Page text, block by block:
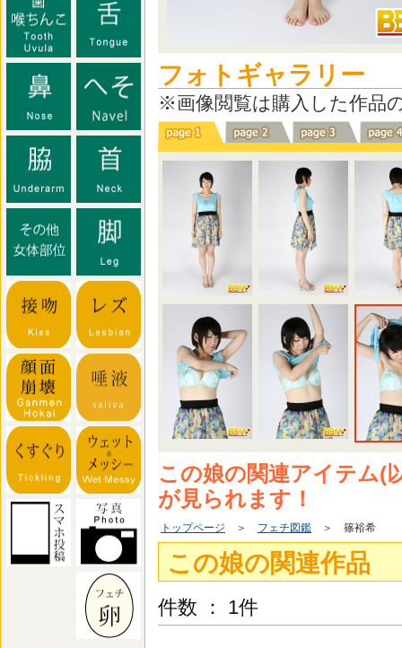
フォトギャラリー
※画像閲覧は購入した作品
この娘の関連アイテム(
が見られます！
トップページ ＞ フェチ図鑑 ＞ 篠裕希
この娘の関連作品
件数 ： 1件